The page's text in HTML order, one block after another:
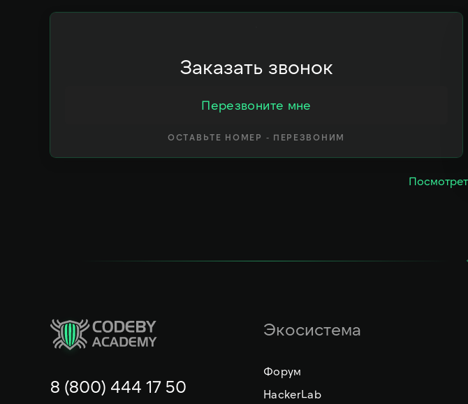
Заказать звонок
Перезвоните мне
ОСТАВЬТЕ НОМЕР - ПЕРЕЗВОНИМ
8 (800) 444 17 50
Экосистема
Форум
HackerLab